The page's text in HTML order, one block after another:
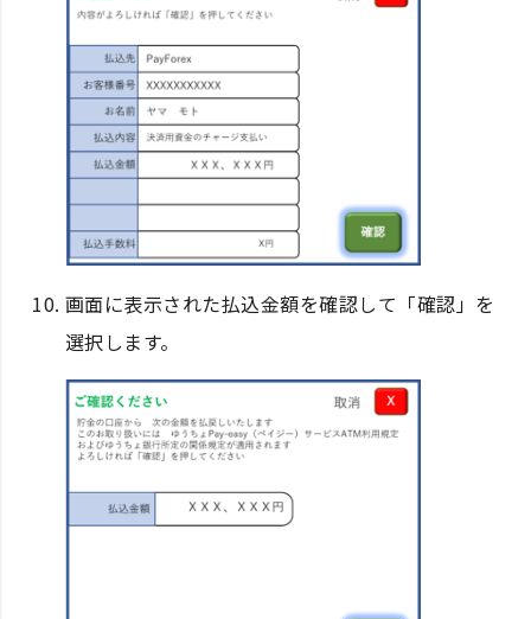
画面に表示された払込金額を確認して「確認」を
選択します。